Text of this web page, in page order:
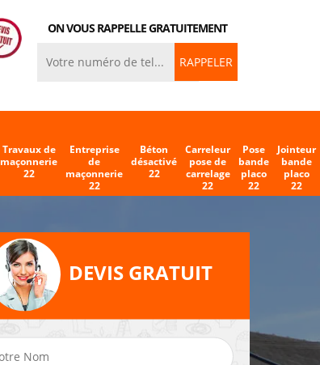
ON VOUS RAPPELLE GRATUITEMENT
Travaux de
maçonnerie
22
Entreprise
de
maçonnerie
22
Béton
désactivé
22
Carreleur
pose de
carrelage
22
Pose
bande
placo
22
Jointeur
bande
placo
22
DEVIS GRATUIT